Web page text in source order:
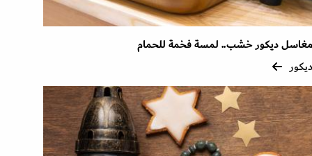
مغاسل ديكور خشب.. لمسة فخمة للحمام
ديكور